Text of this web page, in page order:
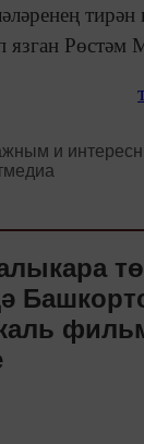
язган Рөстәм
и